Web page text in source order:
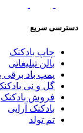
دسترسی سریع
چاپ بادکنک
بالن تبلیغاتی
پمپ باد برقی
گل و نی
فروش بادکنک
بادکنک آرایی
تم تولد